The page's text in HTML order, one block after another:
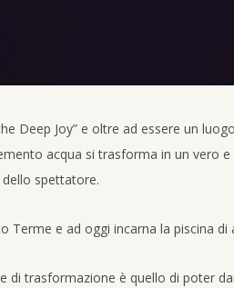
Deep Joy” e oltre ad essere un
acqua si trasforma in un vero
spettatore.
Terme e ad oggi incarna la piscina
di trasformazione è quello di poter